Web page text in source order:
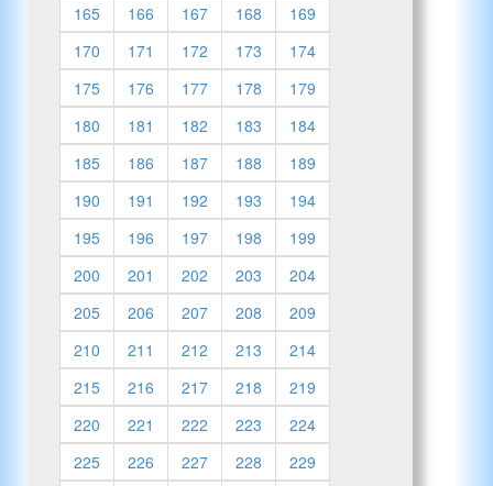
165
166 167 168
169
170
171 172 173
174
175
176 177 178
179
180
181 182 183
184
185
186 187 188
189
190
191 192 193
194
195
196 197 198
199
200
201 202 203
204
205
206 207 208
209
210
211 212 213
214
215
216 217 218
219
220
221 222 223
224
225
226 227 228
229